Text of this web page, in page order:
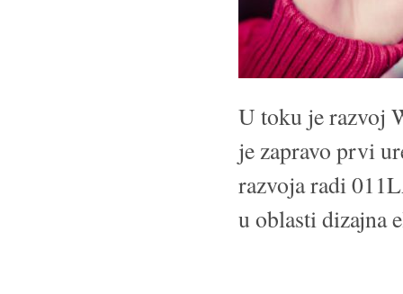
U toku je razvoj
je zapravo prvi
razvoja radi
u oblasti dizajna